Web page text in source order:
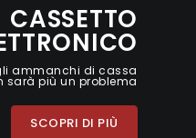
CASSETTO
ammanchi di cassa
sarà più un problema
SCOPRI DI PIÙ